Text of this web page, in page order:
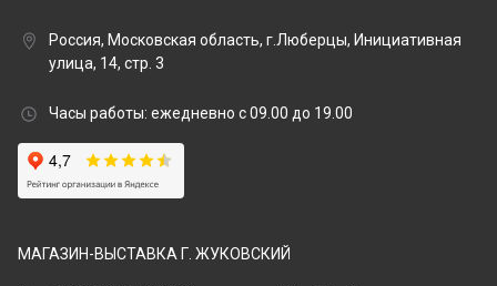
Россия, Московская область, г.Люберцы, Инициативная
улица, 14, стр. 3
Часы работы: ежедневно с 09.00 до 19.00
МАГАЗИН-ВЫСТАВКА Г. ЖУКОВСКИЙ